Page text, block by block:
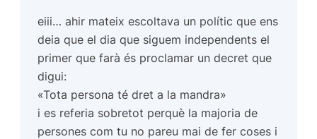
eiii… ahir mateix escoltava un polític que ens
deia que el dia que siguem independents el
primer que farà és proclamar un decret que
digui:
«Tota persona té dret a la mandra»
i es referia sobretot perquè la majoria de
persones com tu no pareu mai de fer coses i